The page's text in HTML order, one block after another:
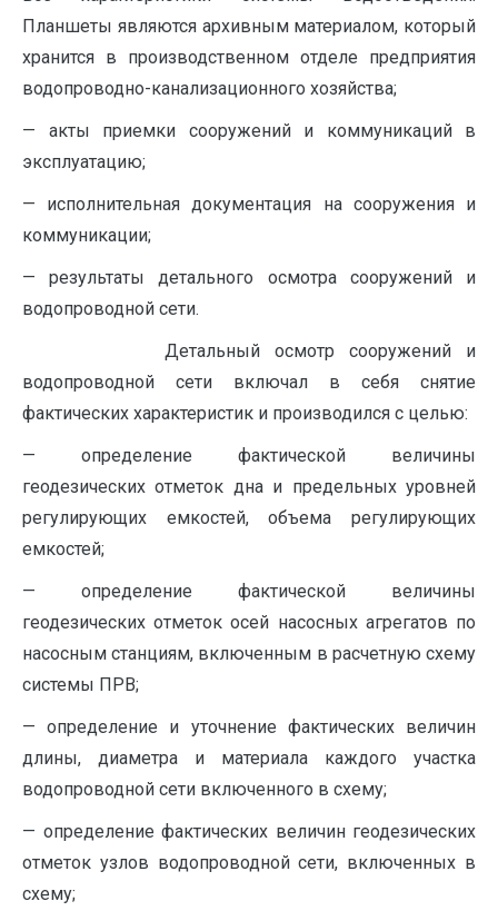
Планшеты являются архивным материалом, который
хранится в производственном отделе предприятия
водопроводно-канализационного хозяйства;
— акты приемки сооружений и коммуникаций в
эксплуатацию;
— исполнительная документация на сооружения и
коммуникации;
— результаты детального осмотра сооружений и
водопроводной сети.
Детальный осмотр сооружений и
водопроводной сети включал в себя снятие
фактических характеристик и производился с целью:
— определение фактической величины
геодезических отметок дна и предельных уровней
регулирующих емкостей, объема регулирующих
емкостей;
— определение фактической величины
геодезических отметок осей насосных агрегатов по
насосным станциям, включенным в расчетную схему
системы ПРВ;
— определение и уточнение фактических величин
длины, диаметра и материала каждого участка
водопроводной сети включенного в схему;
— определение фактических величин геодезических
отметок узлов водопроводной сети, включенных в
схему;